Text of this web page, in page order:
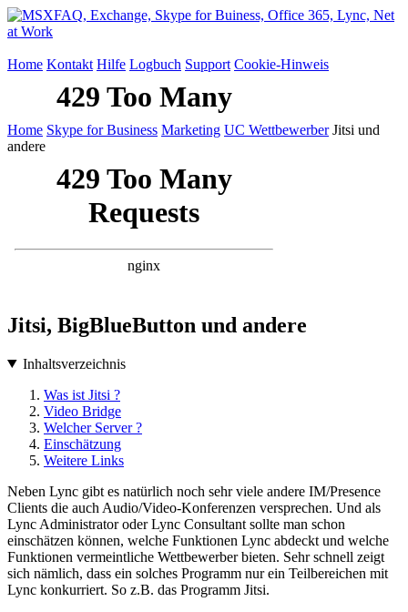
Home Kontakt Hilfe Logbuch Support Cookie-Hinweis
Home Skype for Business Marketing UC WettbewerberJitsi und
andere
Jitsi, BigBlueButton und andere
Inhaltsverzeichnis
Was ist Jitsi ?
Video Bridge
Welcher Server ?
Einschätzung
Weitere Links
Neben Lync gibt es natürlich noch sehr viele andere IM/Presence
Clients die auch Audio/Video-Konferenzen versprechen. Und als
Lync Administrator oder Lync Consultant sollte man schon
einschätzen können, welche Funktionen Lync abdeckt und welche
Funktionen vermeintliche Wettbewerber bieten. Sehr schnell zeigt
sich nämlich, dass ein solches Programm nur ein Teilbereichen mit
Lync konkurriert. So z.B. das Programm Jitsi.